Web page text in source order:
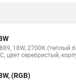
18W, 2700К (теплый
цвет серебристый,
(RGB)